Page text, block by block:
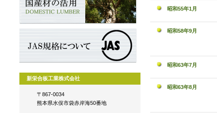
昭和55年1月
昭和58年9月
昭和63年7月
昭和63年8月
新栄合板工業株式会社
〒867-0034
熊本県水俣市袋赤岸海50番地